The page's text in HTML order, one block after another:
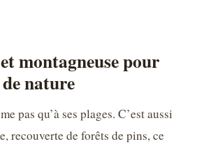
montagneuse pour
nature
pas qu’à ses plages. C’est aussi
recouverte de forêts de pins, ce